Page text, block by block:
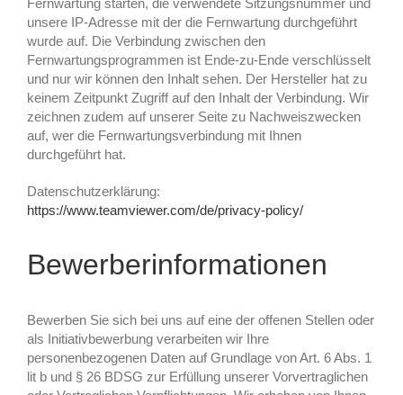
unsere IP-Adresse mit der die Fernwartung durchgeführt
wurde auf. Die Verbindung zwischen den
Fernwartungsprogrammen ist Ende-zu-Ende verschlüsselt
und nur wir können den Inhalt sehen. Der Hersteller hat zu
keinem Zeitpunkt Zugriff auf den Inhalt der Verbindung. Wir
zeichnen zudem auf unserer Seite zu Nachweiszwecken
auf, wer die Fernwartungsverbindung mit Ihnen
durchgeführt hat.
Datenschutzerklärung:
https://www.teamviewer.com/de/privacy-policy/
Bewerberinformationen
Bewerben Sie sich bei uns auf eine der offenen Stellen oder
als Initiativbewerbung verarbeiten wir Ihre
personenbezogenen Daten auf Grundlage von Art. 6 Abs. 1
lit b und § 26 BDSG zur Erfüllung unserer Vorvertraglichen